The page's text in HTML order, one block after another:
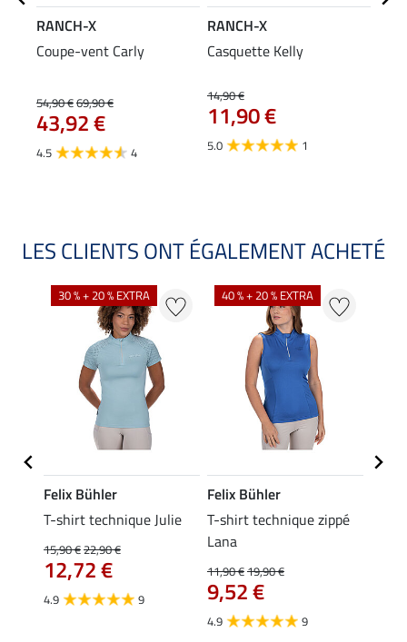
RANCH-X
Coupe-vent Carly
54,90 €69,90 €
43,92 €
4.5 4
RANCH-X
Casquette Kelly
14,90 €
11,90 €
5.0 1
LES CLIENTS ONT ÉGALEMENT ACHETÉ
30 % + 20 % EXTRA
Felix Bühler
T-shirt technique Julie
15,90 €22,90 €
12,72 €
4.9 9
40 % + 20 % EXTRA
Felix Bühler
T-shirt technique zippé
Lana
11,90 €19,90 €
9,52 €
4.9 9